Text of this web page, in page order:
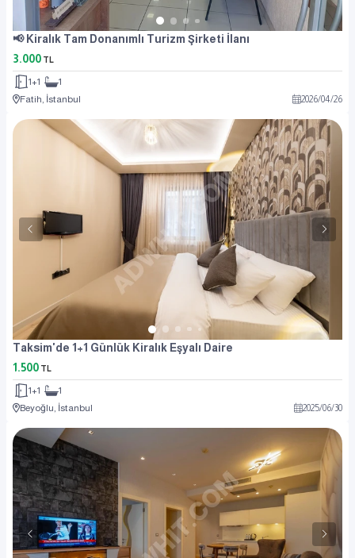
📢 Kiralık Tam Donanımlı Turizm Şirketi İlanı
3.000 TL
1+1
1
Fatih, İstanbul
2026/04/26
Taksim'de 1+1 Günlük Kiralık Eşyalı Daire
1.500 TL
1+1
1
Beyoğlu, İstanbul
2025/06/30